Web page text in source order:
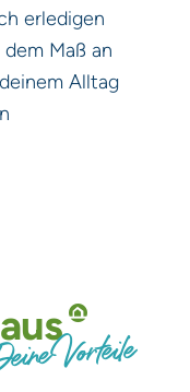
erledigen
Maß an
Alltag
Vorteile